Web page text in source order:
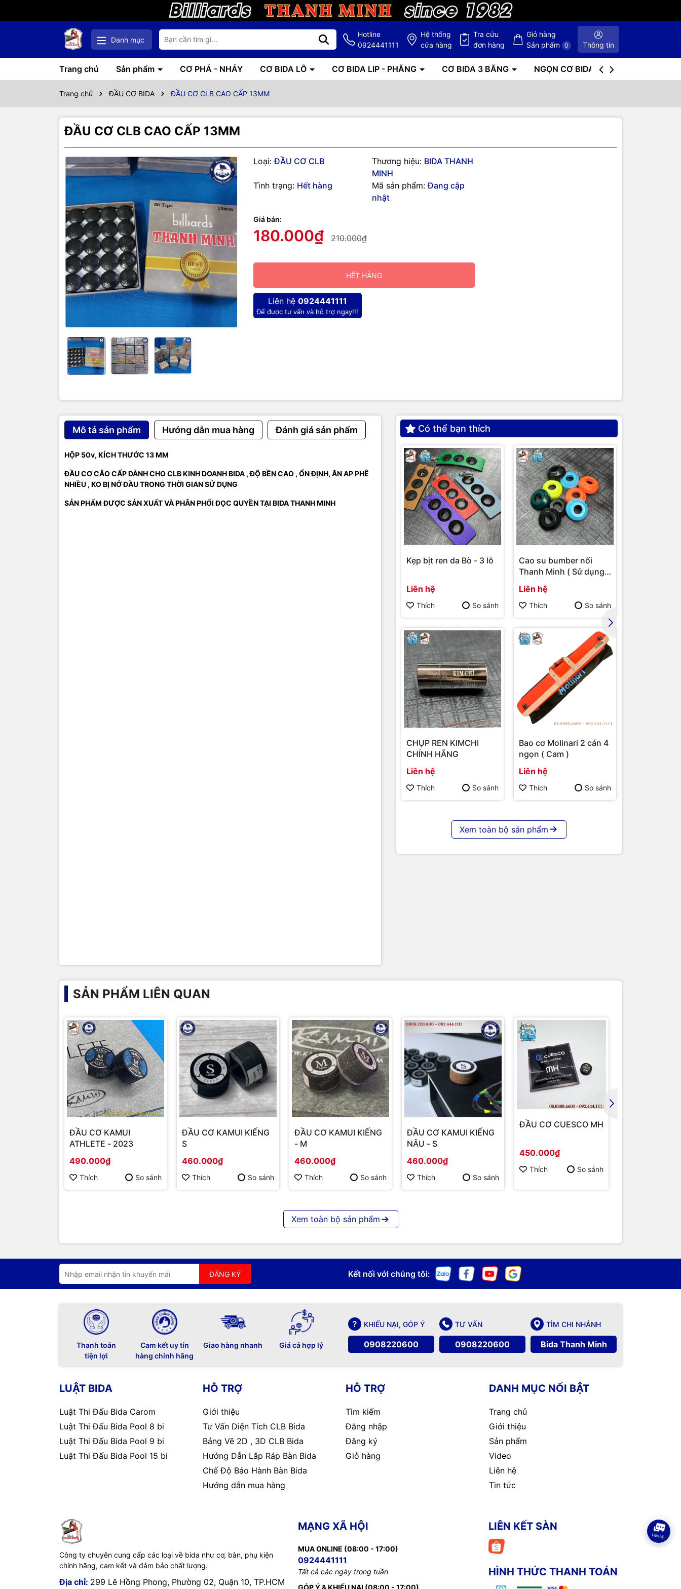
Danh mục
Hotline
0924441111
Hệ thống
cửa hàng
Tra cứu
đơn hàng
Giỏ hàng
Sản phẩm
0 Thông tin
Trang chủ Sản phẩm CƠ PHÁ - NHẢY CƠ BIDA LỖ CƠ BIDA LIP - PHĂNG CƠ BIDA 3 BĂNG NGỌN CƠ BIDA
Trang chủ ĐẦU CƠ BIDA ĐẦU CƠ CLB CAO CẤP 13MM
ĐẦU CƠ CLB CAO CẤP 13MM
Loại: ĐẦU CƠ CLB Thương hiệu: BIDA THANH
MINH
Tình trạng: Hết hàng Mã sản phẩm: Đang cập
nhật
Giá bán:
180.000₫ 210.000₫
HẾT HÀNG
Liên hệ 0924441111
Để được tư vấn và hỗ trợ ngay!!!
Mô tả sản phẩm Hướng dẫn mua hàng Đánh giá sản phẩm
HỘP 50v, KÍCH THƯỚC 13 MM
ĐẦU CƠ CÂO CẤP DÀNH CHO CLB KINH DOANH BIDA , ĐỘ BỀN CAO , ỔN ĐỊNH, ĂN AP PHÊ
NHIỀU , KO BỊ NỞ ĐẦU TRONG THỜI GIAN SỬ DỤNG
SẢN PHẨM ĐƯỢC SẢN XUẤT VÀ PHÂN PHỐI ĐỌC QUYỀN TẠI BIDA THANH MINH
Có thể bạn thích
Kẹp bịt ren da Bò - 3 lỗ
Liên hệ
Thích So sánh
Cao su bumber nối
Thanh Minh ( Sử dụng
cho bumber Longoni )
Liên hệ
Thích So sánh
CHỤP REN KIMCHI
CHÍNH HÃNG
Liên hệ
Thích So sánh
Bao cơ Molinari 2 cán 4
ngọn ( Cam )
Liên hệ
Thích So sánh
Xem toàn bộ sản phẩm
SẢN PHẨM LIÊN QUAN
ĐẦU CƠ KAMUI
ATHLETE - 2023
490.000₫
Thích So sánh
ĐẦU CƠ KAMUI KIẾNG
S
460.000₫
Thích So sánh
ĐẦU CƠ KAMUI KIẾNG
- M
460.000₫
Thích So sánh
ĐẦU CƠ KAMUI KIẾNG
NÂU - S
460.000₫
Thích So sánh
ĐẦU CƠ CUESCO MH
450.000₫
Thích So sánh
Xem toàn bộ sản phẩm
Thông số kỹ thuật
HỘP 50v, KÍCH THƯỚC 13 MM
ĐẦU CƠ CÂO CẤP DÀNH CHO CLB KINH DOANH BIDA , ĐỘ BỀN CAO , ỔN ĐỊNH, ĂN AP
PHÊ NHIỀU , KO BỊ NỞ ĐẦU TRONG THỜI GIAN SỬ DỤNG
SẢN PHẨM ĐƯỢC SẢN XUẤT VÀ PHÂN PHỐI ĐỌC QUYỀN TẠI BIDA THANH MINH
ĐĂNG KÝ Kết nối với chúng tôi:
Thanh toán
tiện lợi
Cam kết uy tín
hàng chính hãng
Giao hàng nhanh Giá cả hợp lý
KHIẾU NẠI, GÓP Ý
0908220600
TƯ VẤN
0908220600
TÌM CHI NHÁNH
Bida Thanh Minh
LUẬT BIDA
Luật Thi Đấu Bida Carom
Luật Thi Đấu Bida Pool 8 bi
Luật Thi Đấu Bida Pool 9 bi
Luật Thi Đấu Bida Pool 15 bi
HỖ TRỢ
Giới thiệu
Tư Vấn Diện Tích CLB Bida
Bảng Vẽ 2D , 3D CLB Bida
Hướng Dẫn Lắp Ráp Bàn Bida
Chế Độ Bảo Hành Bàn Bida
Hướng dẫn mua hàng
HỖ TRỢ
Tìm kiếm
Đăng nhập
Đăng ký
Giỏ hàng
DANH MỤC NỔI BẬT
Trang chủ
Giới thiệu
Sản phẩm
Video
Liên hệ
Tin tức
Công ty chuyên cung cấp các loại về bida như cơ, bàn, phụ kiện
chính hãng, cam kết và đảm bảo chất lượng.
Địa chỉ: 299 Lê Hồng Phong, Phường 02, Quận 10, TP.HCM
MẠNG XÃ HỘI
MUA ONLINE (08:00 - 17:00)
0924441111
Tất cả các ngày trong tuần
LIÊN KẾT SÀN
HÌNH THỨC THANH TOÁN